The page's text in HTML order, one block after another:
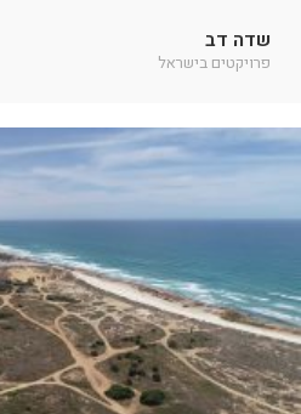
שדה דב
פרויקטים בישראל